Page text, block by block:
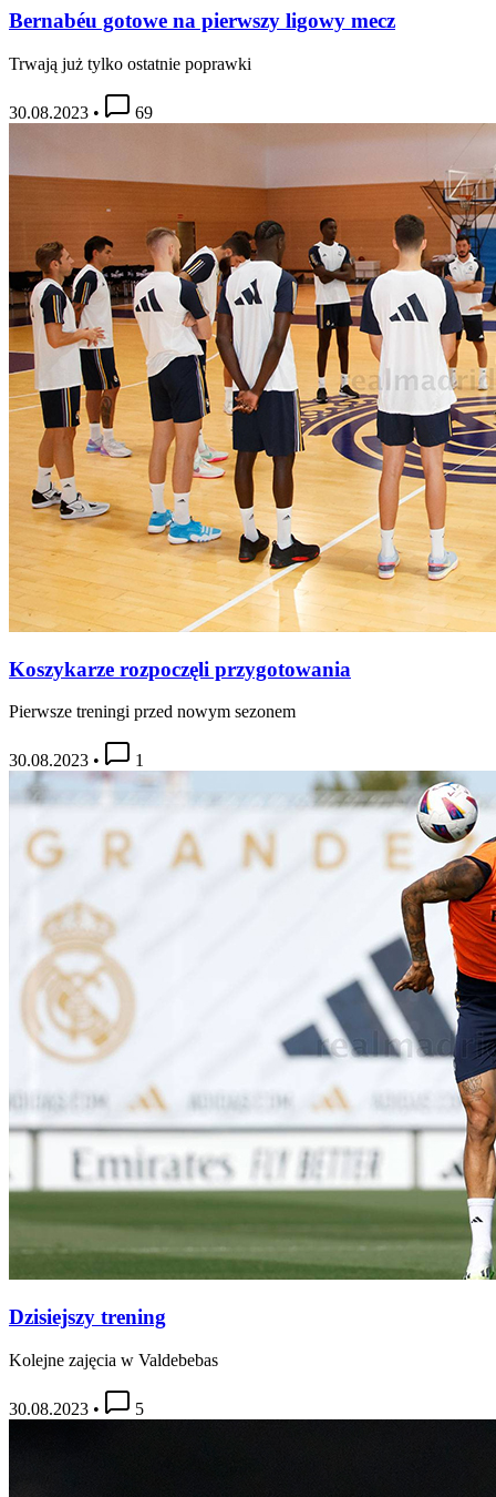
Bernabéu gotowe na pierwszy ligowy mecz
Trwają już tylko ostatnie poprawki
30.08.2023 • 69
Koszykarze rozpoczęli przygotowania
Pierwsze treningi przed nowym sezonem
30.08.2023 • 1
Dzisiejszy trening
Kolejne zajęcia w Valdebebas
30.08.2023 • 5